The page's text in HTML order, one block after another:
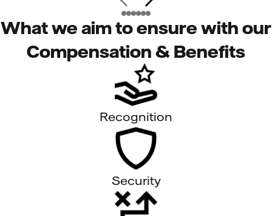
What we aim to ensure with our
Compensation & Benefits
Recognition
Security